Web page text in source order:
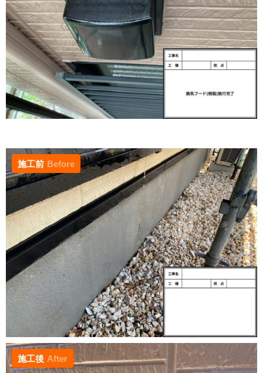
施工前 Before
施工後 After